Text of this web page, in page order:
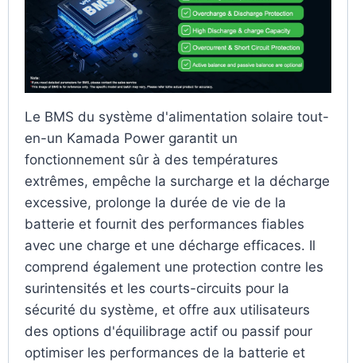
Le BMS du système d'alimentation solaire tout-
en-un Kamada Power garantit un
fonctionnement sûr à des températures
extrêmes, empêche la surcharge et la décharge
excessive, prolonge la durée de vie de la
batterie et fournit des performances fiables
avec une charge et une décharge efficaces. Il
comprend également une protection contre les
surintensités et les courts-circuits pour la
sécurité du système, et offre aux utilisateurs
des options d'équilibrage actif ou passif pour
optimiser les performances de la batterie et